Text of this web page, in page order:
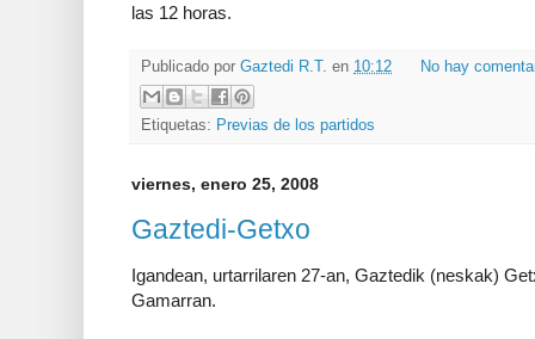
las 12 horas.
Publicado por Gaztedi R.T. en 10:12 No hay
Etiquetas: Previas de los partidos
viernes, enero 25, 2008
Gaztedi-Getxo
Igandean, urtarrilaren 27-an, Gaztedik (neskak)
Gamarran.